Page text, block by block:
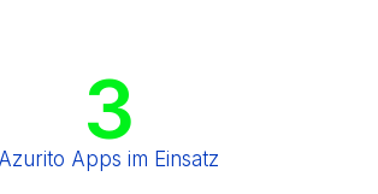
3
Azurito Apps im Einsatz